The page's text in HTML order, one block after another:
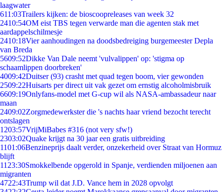
laagwater
611:03Trailers kijken: de bioscoopreleases van week 32
2410:54OM eist TBS tegen verwarde man die agenten stak met
aardappelschilmesje
2410:18Vier aanhoudingen na doodsbedreiging burgemeester Depla
van Breda
5609:52Dikke Van Dale neemt 'vulvalippen' op: 'stigma op
schaamlippen doorbreken'
4009:42Duitser (93) crasht met quad tegen boom, vier gewonden
2509:22Huisarts per direct uit vak gezet om ernstig alcoholmisbruik
6609:19Onlyfans-model met G-cup wil als NASA-ambassadeur naar
maan
2409:02Zorgmedewerkster die 's nachts haar vriend bezocht terecht
ontslagen
1203:57VrijMiBabes #316 (not very sfw!)
2303:02Quake krijgt na 30 jaar een gratis uitbreiding
1101:06Benzineprijs daalt verder, onzekerheid over Straat van Hormuz
blijft
11 23:30Smokkelbende opgerold in Spanje, verdienden miljoenen aan
migranten
4722:43Trump wil dat J.D. Vance hem in 2028 opvolgt